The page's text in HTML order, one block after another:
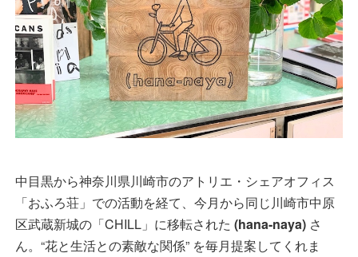
中目黒から神奈川県川崎市のアトリエ・シェアオフィス
「おふろ荘」での活動を経て、今月から同じ川崎市中原
区武蔵新城の「CHILL」に移転された (hana-naya) さ
ん。“花と生活との素敵な関係” を毎月提案してくれま